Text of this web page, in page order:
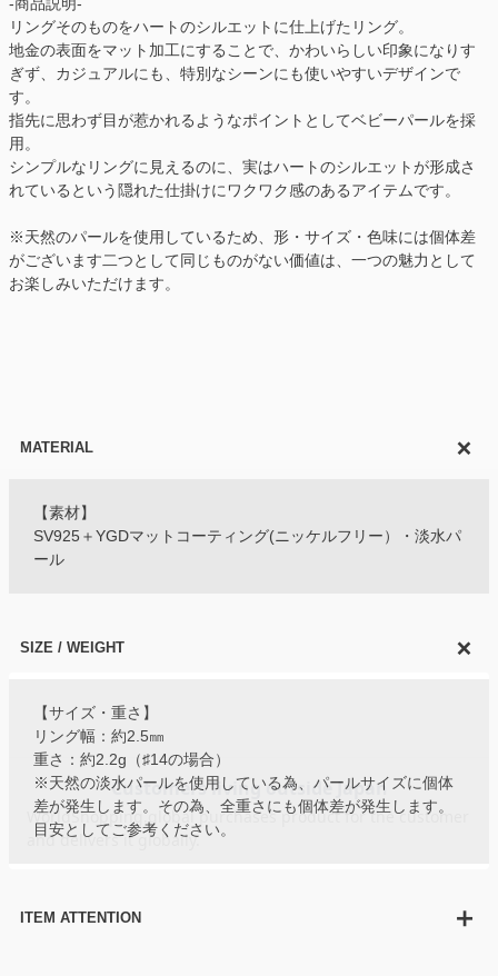
リングそのものをハートのシルエットに仕上げたリング。
地金の表面をマット加工にすることで、かわいらしい印象になりす
ぎず、カジュアルにも、特別なシーンにも使いやすいデザインで
す。
指先に思わず目が惹かれるようなポイントとしてベビーパールを採
用。
シンプルなリングに見えるのに、実はハートのシルエットが形成さ
れているという隠れた仕掛けにワクワク感のあるアイテムです。
※天然のパールを使用しているため、形・サイズ・色味には個体差
がございます二つとして同じものがない価値は、一つの魅力として
お楽しみいただけます。
MATERIAL
【素材】
SV925＋YGDマットコーティング(ニッケルフリー）・淡水パ
ール
SIZE / WEIGHT
【サイズ・重さ】
リング幅：約2.5㎜
重さ：約2.2g（♯14の場合）
※天然の淡水パールを使用している為、パールサイズに個体
差が発生します。その為、全重さにも個体差が発生します。
目安としてご参考ください。
ITEM ATTENTION